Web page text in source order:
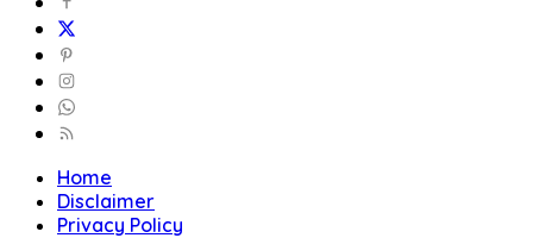
Home
Disclaimer
Privacy Policy